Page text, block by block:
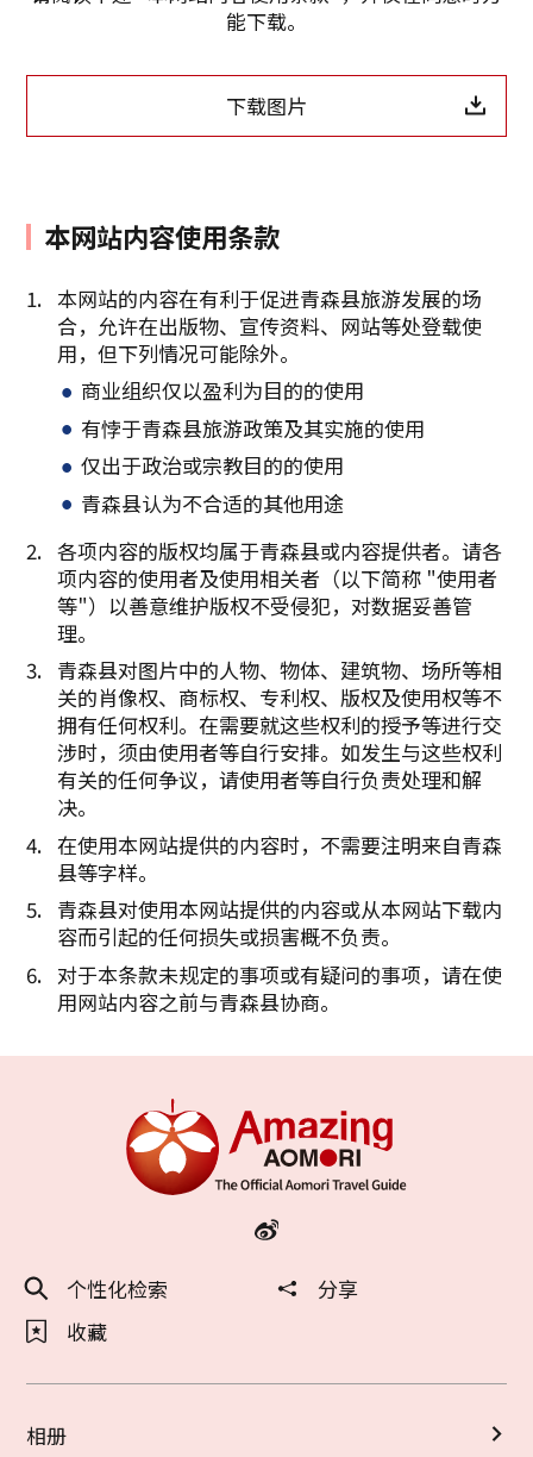
能下载。
下载图片
本网站内容使用条款
本网站的内容在有利于促进青森县旅游发展的场
合，允许在出版物、宣传资料、网站等处登载使
用，但下列情况可能除外。
商业组织仅以盈利为目的的使用
有悖于青森县旅游政策及其实施的使用
仅出于政治或宗教目的的使用
青森县认为不合适的其他用途
各项内容的版权均属于青森县或内容提供者。请各
项内容的使用者及使用相关者（以下简称 "使用者
等"）以善意维护版权不受侵犯，对数据妥善管
理。
青森县对图片中的人物、物体、建筑物、场所等相
关的肖像权、商标权、专利权、版权及使用权等不
拥有任何权利。在需要就这些权利的授予等进行交
涉时，须由使用者等自行安排。如发生与这些权利
有关的任何争议，请使用者等自行负责处理和解
决。
在使用本网站提供的内容时，不需要注明来自青森
县等字样。
青森县对使用本网站提供的内容或从本网站下载内
容而引起的任何损失或损害概不负责。
对于本条款未规定的事项或有疑问的事项，请在使
用网站内容之前与青森县协商。
个性化检索
分享
收藏
相册
复制链接